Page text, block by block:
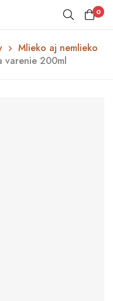
0
Mlieko aj nemlieko
varenie 200ml